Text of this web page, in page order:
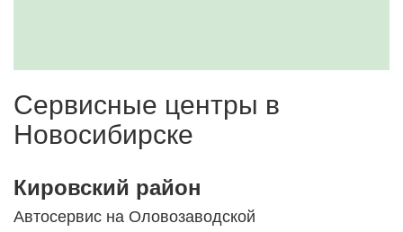
Сервисные центры в
Новосибирске
Кировский район
Автосервис на Оловозаводской